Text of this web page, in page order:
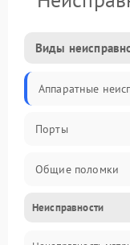
Виды
Аппаратные
Порты
Общие поломки
Устройства
Неисправности